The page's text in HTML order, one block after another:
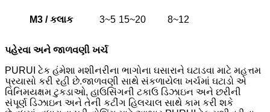
M3 / કલાક 3~5 15~20 8~12
પહેરવા અને જાળવણી ખર્ચ
PURUI ટેક હંમેશા મશીનરીના ભાગોના ઘસારાને ઘટાડવા માટે મહત્તમ
પ્રયાસો કરી રહી છે.જાળવણી સાથે સંકળાયેલા ખર્ચમાં ઘટાડો એ
વિનિમયક્ષમ ટુકડાઓ, હાઉસિંગની ટકાઉ ડિઝાઇન અને છરીની
સંપૂર્ણ ડિઝાઇન અને તેની કટીંગ હિલચાલ સાથે કામ કરી શકે